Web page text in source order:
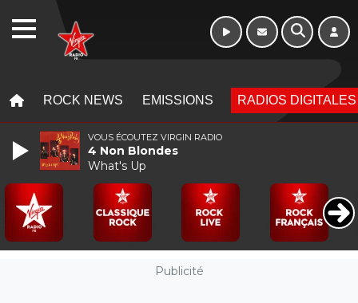
ROCK NEWS EMISSIONS RADIOS DIGITALES
Publicité
VOUS ÉCOUTEZ VIRGIN RADIO
4 Non Blondes
What's Up
WEBRADIO